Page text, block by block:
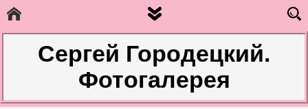
Сергей Городецкий.
Фотогалерея